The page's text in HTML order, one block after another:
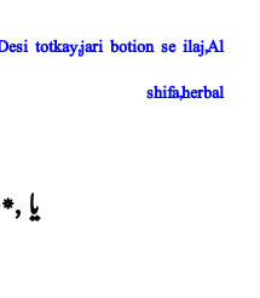
totkay,jari botion se ilaj,Al
shifa,herbal
,یا